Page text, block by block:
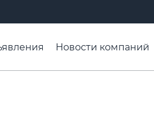
Новости компаний